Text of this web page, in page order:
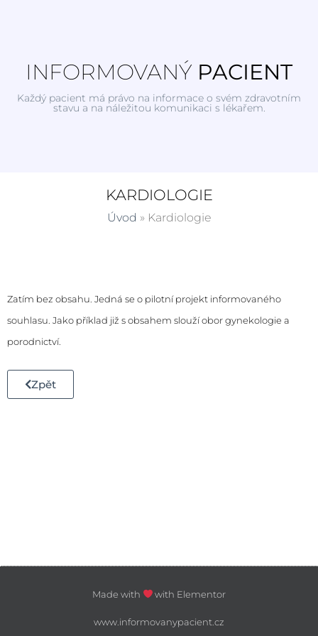
INFORMOVANÝ PACIENT
Každý pacient má právo na informace o svém zdravotním
stavu a na náležitou komunikaci s lékařem.
KARDIOLOGIE
Úvod » Kardiologie
Zatím bez obsahu. Jedná se o pilotní projekt informovaného
souhlasu. Jako příklad již s obsahem slouží obor gynekologie a
porodnictví.
Zpět
Made with with Elementor
www.informovanypacient.cz